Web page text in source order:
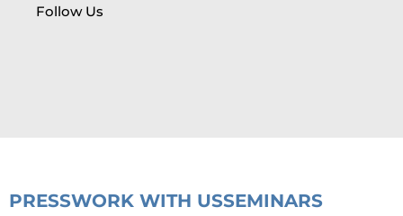
Follow Us
PRESSWORK WITH USSEMINARS